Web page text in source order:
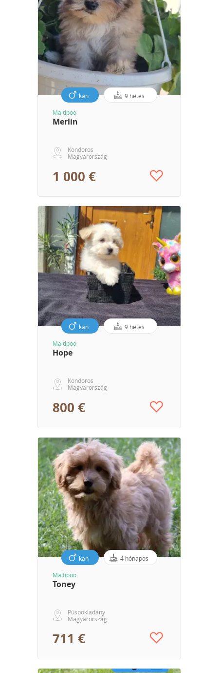
kan 9 hetes
Maltipoo
Merlin
Kondoros
Magyarország
1 000 €
kan 9 hetes
Maltipoo
Hope
Kondoros
Magyarország
800 €
kan 4 hónapos
Maltipoo
Toney
Püspökladány
Magyarország
711 €